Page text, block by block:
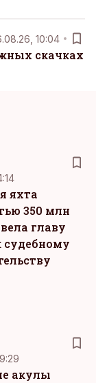
10:04
скачках
яхта
350 млн
главу
судебному
акулы